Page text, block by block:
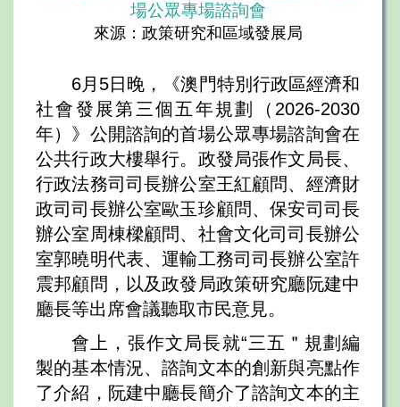
場公眾專場諮詢會
來源：政策研究和區域發展局
6月5日晚，《澳門特別行政區經濟和
社會發展第三個五年規劃（2026-2030
年）》公開諮詢的首場公眾專場諮詢會在
公共行政大樓舉行。政發局張作文局長、
行政法務司司長辦公室王紅顧問、經濟財
政司司長辦公室歐玉珍顧問、保安司司長
辦公室周棟樑顧問、社會文化司司長辦公
室郭曉明代表、運輸工務司司長辦公室許
震邦顧問，以及政發局政策研究廳阮建中
廳長等出席會議聽取市民意見。
會上，張作文局長就“三五＂規劃編
製的基本情況、諮詢文本的創新與亮點作
了介紹，阮建中廳長簡介了諮詢文本的主